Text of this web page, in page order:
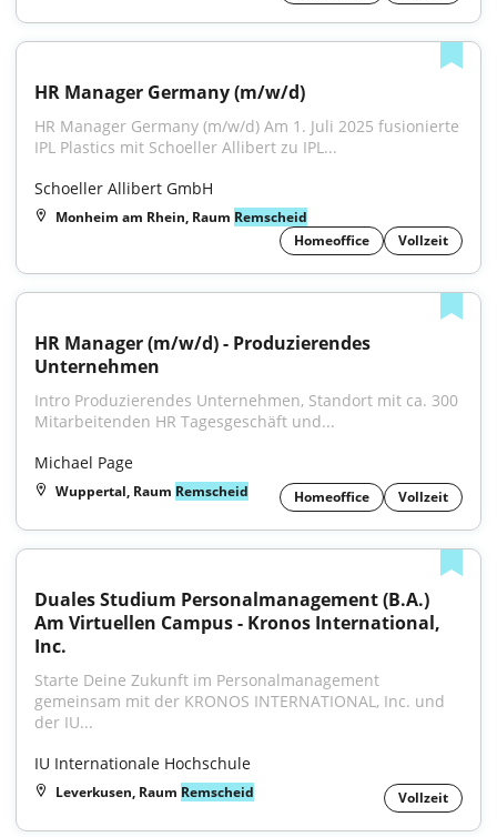
HR Manager Germany (m/w/d)
HR Manager Germany (m/w/d) Am 1. Juli 2025 fusionierte
IPL Plastics mit Schoeller Allibert zu IPL...
Schoeller Allibert GmbH
Monheim am Rhein, Raum Remscheid
Homeoffice
Vollzeit
HR Manager (m/w/d) - Produzierendes
Unternehmen
Intro Produzierendes Unternehmen, Standort mit ca. 300
Mitarbeitenden HR Tagesgeschäft und...
Michael Page
Wuppertal, Raum Remscheid Homeoffice Vollzeit
Duales Studium Personalmanagement (B.A.)
Am Virtuellen Campus - Kronos International,
Inc.
Starte Deine Zukunft im Personalmanagement
gemeinsam mit der KRONOS INTERNATIONAL, Inc. und
der IU...
IU Internationale Hochschule
Leverkusen, Raum Remscheid Vollzeit